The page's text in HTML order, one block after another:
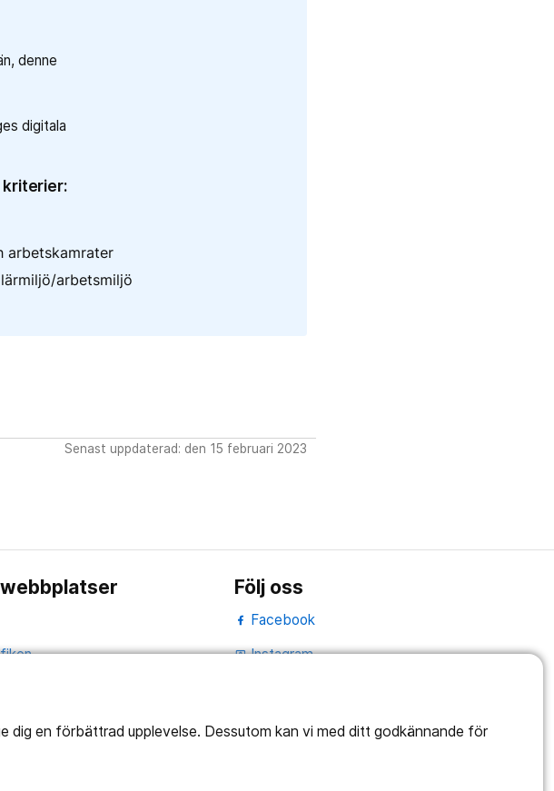
en förbättrad upplevelse. Dessutom kan vi med ditt godkännande för
denne
digitala
kriterier:
arbetskamrater
arbetsmiljö
Senast uppdaterad: den 15 februari 2023
Följ oss
Facebook
portraitInstagram